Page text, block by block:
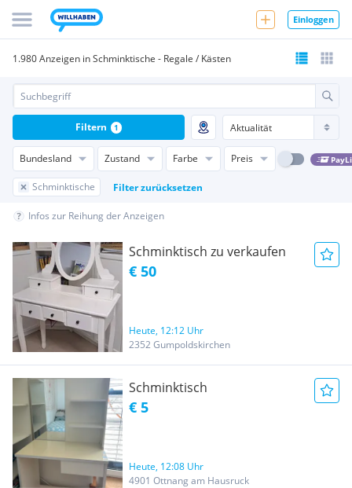
Einloggen
1.980 Anzeigen in Schminktische - Regale / Kästen
Bundesland Zustand Farbe Preis
Schminktische Filter zurücksetzen
Filtern 1
Infos zur Reihung der Anzeigen
Schminktisch zu verkaufen
€ 50
Heute, 12:12 Uhr
2352 Gumpoldskirchen
Schminktisch
€ 5
Heute, 12:08 Uhr
4901 Ottnang am Hausruck